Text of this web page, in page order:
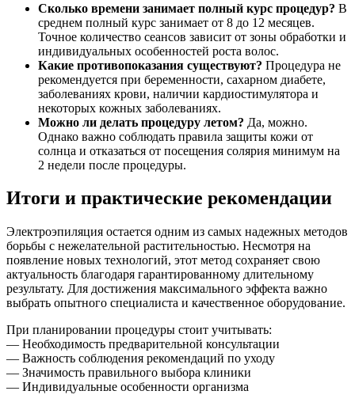
Сколько времени занимает полный курс процедур? В
среднем полный курс занимает от 8 до 12 месяцев.
Точное количество сеансов зависит от зоны обработки и
индивидуальных особенностей роста волос.
Какие противопоказания существуют? Процедура не
рекомендуется при беременности, сахарном диабете,
заболеваниях крови, наличии кардиостимулятора и
некоторых кожных заболеваниях.
Можно ли делать процедуру летом? Да, можно.
Однако важно соблюдать правила защиты кожи от
солнца и отказаться от посещения солярия минимум на
2 недели после процедуры.
Итоги и практические рекомендации
Электроэпиляция остается одним из самых надежных методов
борьбы с нежелательной растительностью. Несмотря на
появление новых технологий, этот метод сохраняет свою
актуальность благодаря гарантированному длительному
результату. Для достижения максимального эффекта важно
выбрать опытного специалиста и качественное оборудование.
При планировании процедуры стоит учитывать:
— Необходимость предварительной консультации
— Важность соблюдения рекомендаций по уходу
— Значимость правильного выбора клиники
— Индивидуальные особенности организма